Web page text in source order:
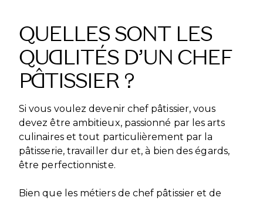
QUELLES SONT LES
QUALITÉS D’UN CHEF
PÂTISSIER ?
Si vous voulez devenir chef pâtissier, vous
devez être ambitieux, passionné par les arts
culinaires et tout particulièrement par la
pâtisserie, travailler dur et, à bien des égards,
être perfectionniste.
Bien que les métiers de chef pâtissier et de